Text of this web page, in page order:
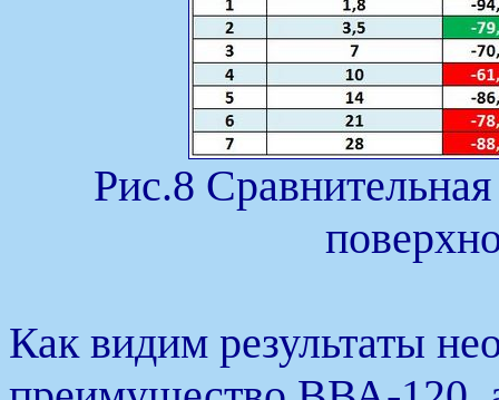
Рис.8
Как видим результаты